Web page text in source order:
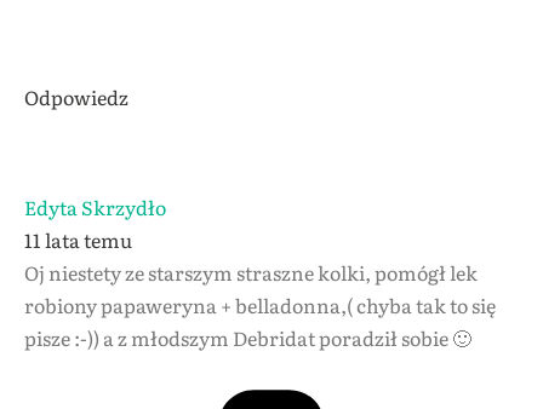
Odpowiedz
Edyta Skrzydło
11 lata temu
Oj niestety ze starszym straszne kolki, pomógł lek
robiony papaweryna + belladonna,( chyba tak to się
pisze :-)) a z młodszym Debridat poradził sobie 🙂